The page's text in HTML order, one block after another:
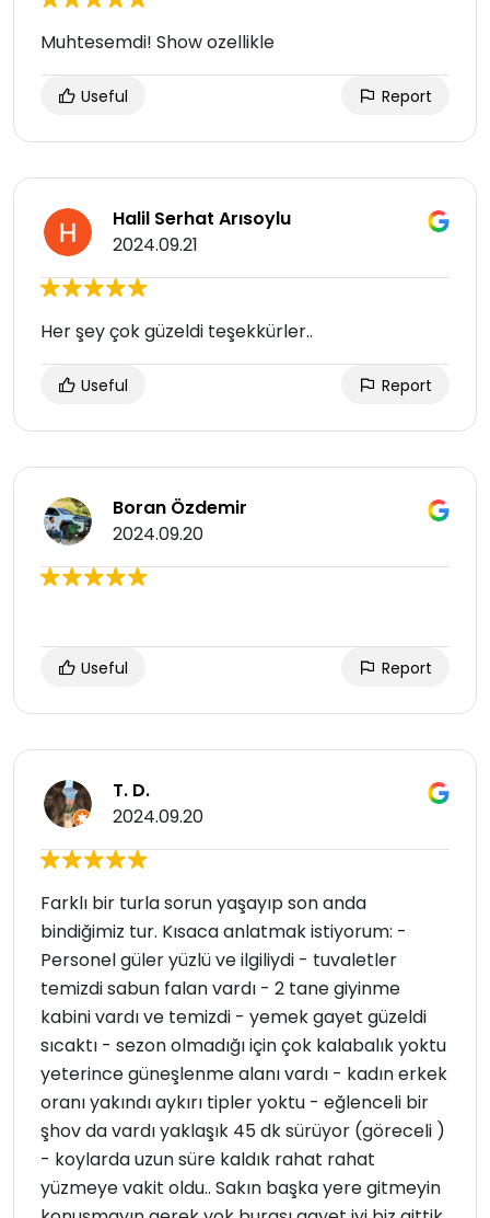
Muhtesemdi! Show ozellikle
Useful Report
Halil Serhat Arısoylu
2024.09.21
Her şey çok güzeldi teşekkürler..
Useful Report
Boran Özdemir
2024.09.20
Useful Report
T. D.
2024.09.20
Farklı bir turla sorun yaşayıp son anda
bindiğimiz tur. Kısaca anlatmak istiyorum: -
Personel güler yüzlü ve ilgiliydi - tuvaletler
temizdi sabun falan vardı - 2 tane giyinme
kabini vardı ve temizdi - yemek gayet güzeldi
sıcaktı - sezon olmadığı için çok kalabalık yoktu
yeterince güneşlenme alanı vardı - kadın erkek
oranı yakındı aykırı tipler yoktu - eğlenceli bir
şhov da vardı yaklaşık 45 dk sürüyor (göreceli )
- koylarda uzun süre kaldık rahat rahat
yüzmeye vakit oldu.. Sakın başka yere gitmeyin